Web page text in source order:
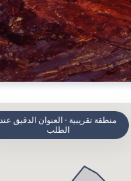
منطقة تقريبية · العنوان الدقيق عند
الطلب